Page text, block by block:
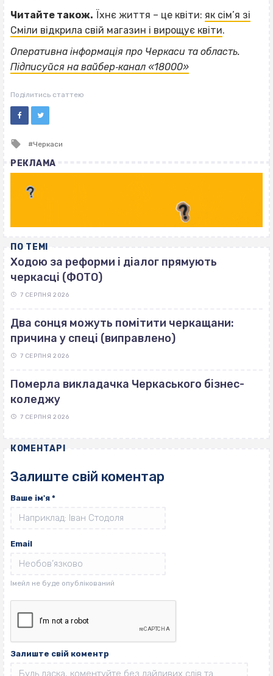
Читайте також. Їхнє життя – це квіти: як сім’я зі
Сміли відкрила свій магазин і вирощує квіти.
Оперативна інформація про Черкаси та область.
Підписуйся на вайбер‐канал «18000»
Поділитись статтею
Tagged
Черкаси
РЕКЛАМА
ПО ТЕМІ
Ходою за реформи і діалог прямують
черкасці (ФОТО)
7 СЕРПНЯ 2026
Два сонця можуть помітити черкащани:
причина у спеці (виправлено)
7 СЕРПНЯ 2026
Померла викладачка Черкаського бізнес-
коледжу
7 СЕРПНЯ 2026
КОМЕНТАРІ
Залиште свій коментар
Ваше ім'я *
Email
Залиште свій коментр